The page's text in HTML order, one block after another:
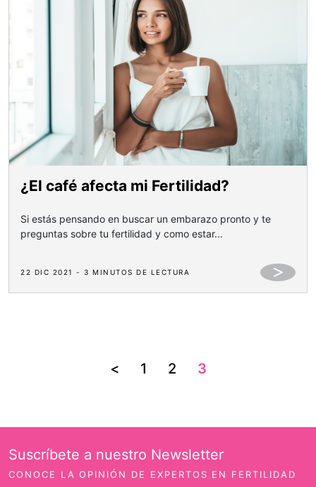
¿El café afecta mi Fertilidad?
Si estás pensando en buscar un embarazo pronto y te
preguntas sobre tu fertilidad y como estar...
22 DIC 2021 - 3 MINUTOS DE LECTURA
< 1 2 3
Suscríbete a nuestro Newsletter
CONOCE LA OPINIÓN DE EXPERTOS EN FERTILIDAD